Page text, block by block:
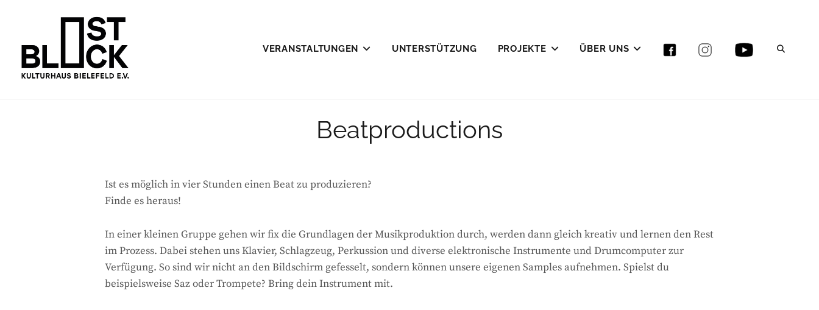
VERANSTALTUNGEN UNTERSTÜTZUNG PROJEKTE ÜBER UNS
Beatproductions
Ist es möglich in vier Stunden einen Beat zu produzieren?
Finde es heraus!
In einer kleinen Gruppe gehen wir fix die Grundlagen der Musikproduktion durch, werden dann gleich kreativ und lernen den Rest
im Prozess. Dabei stehen uns Klavier, Schlagzeug, Perkussion und diverse elektronische Instrumente und Drumcomputer zur
Verfügung. So sind wir nicht an den Bildschirm gefesselt, sondern können unsere eigenen Samples aufnehmen. Spielst du
beispielsweise Saz oder Trompete? Bring dein Instrument mit.